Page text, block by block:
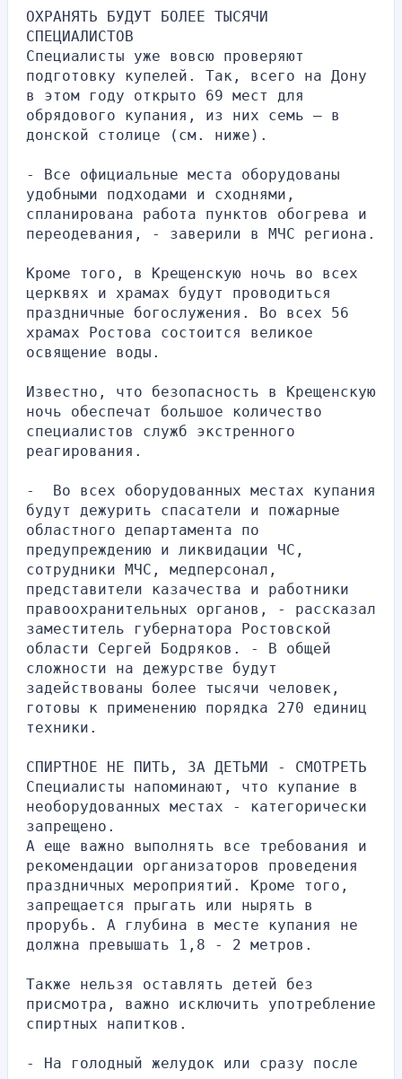
ОХРАНЯТЬ БУДУТ БОЛЕЕ ТЫСЯЧИ
СПЕЦИАЛИСТОВ
Специалисты уже вовсю проверяют
подготовку купелей. Так, всего на Дону
в этом году открыто 69 мест для
обрядового купания, из них семь – в
донской столице (см. ниже).
- Все официальные места оборудованы
удобными подходами и сходнями,
спланирована работа пунктов обогрева и
переодевания, - заверили в МЧС региона.
Кроме того, в Крещенскую ночь во всех
церквях и храмах будут проводиться
праздничные богослужения. Во всех 56
храмах Ростова состоится великое
освящение воды.
Известно, что безопасность в Крещенскую
ночь обеспечат большое количество
специалистов служб экстренного
реагирования.
-  Во всех оборудованных местах купания
будут дежурить спасатели и пожарные
областного департамента по
предупреждению и ликвидации ЧС,
сотрудники МЧС, медперсонал,
представители казачества и работники
правоохранительных органов, - рассказал
заместитель губернатора Ростовской
области Сергей Бодряков. - В общей
сложности на дежурстве будут
задействованы более тысячи человек,
готовы к применению порядка 270 единиц
техники.
СПИРТНОЕ НЕ ПИТЬ, ЗА ДЕТЬМИ - СМОТРЕТЬ
Специалисты напоминают, что купание в
необорудованных местах - категорически
запрещено.
А еще важно выполнять все требования и
рекомендации организаторов проведения
праздничных мероприятий. Кроме того,
запрещается прыгать или нырять в
прорубь. А глубина в месте купания не
должна превышать 1,8 - 2 метров.
Также нельзя оставлять детей без
присмотра, важно исключить употребление
спиртных напитков.
- На голодный желудок или сразу после